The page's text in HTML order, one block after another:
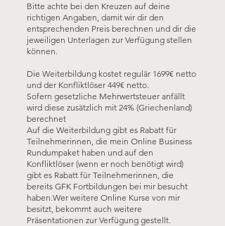
Bitte achte bei den Kreuzen auf deine
richtigen Angaben, damit wir dir den
entsprechenden Preis berechnen und dir die
jeweiligen Unterlagen zur Verfügung stellen
können.
Die Weiterbildung kostet regulär 1699€ netto
und der Konfliktlöser 449€ netto.
Sofern gesetzliche Mehrwertsteuer anfällt
wird diese zusätzlich mit 24% (Griechenland)
berechnet
Auf die Weiterbildung gibt es Rabatt für
Teilnehmerinnen, die mein Online Business
Rundumpaket haben und auf den
Konfliktlöser (wenn er noch benötigt wird)
gibt es Rabatt für Teilnehmerinnen, die
bereits GFK Fortbildungen bei mir besucht
haben.Wer weitere Online Kurse von mir
besitzt, bekommt auch weitere
Präsentationen zur Verfügung gestellt.